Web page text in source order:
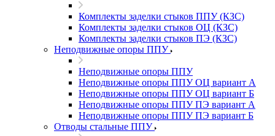
Комплекты заделки стыков ППУ (КЗС)
Комплекты заделки стыков ОЦ (КЗС)
Комплекты заделки стыков ПЭ (КЗС)
Неподвижные опоры ППУ
Неподвижные опоры ППУ
Неподвижные опоры ППУ ОЦ вариант А
Неподвижные опоры ППУ ОЦ вариант Б
Неподвижные опоры ППУ ПЭ вариант А
Неподвижные опоры ППУ ПЭ вариант Б
Отводы стальные ППУ